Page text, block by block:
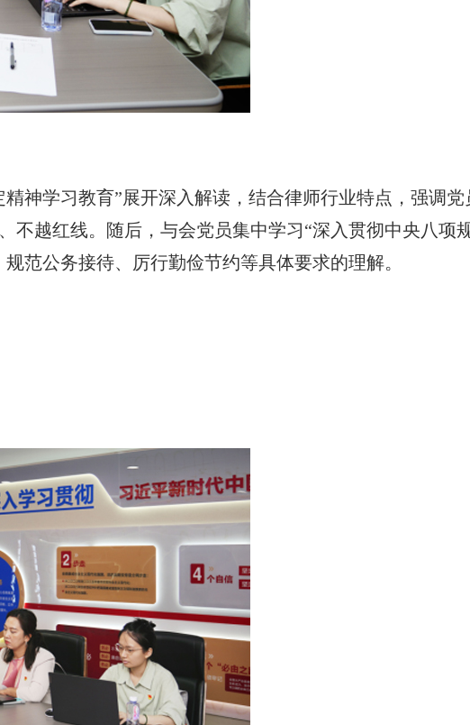
神学习教育”展开深入解读，结合律师行业特点，强调党
不越红线。随后，与会党员集中学习“深入贯彻中央八项
范公务接待、厉行勤俭节约等具体要求的理解。